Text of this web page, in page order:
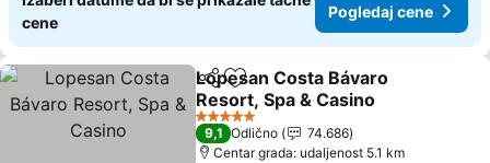
cene
Pogledaj cene
Deli Dodati u favorite
Lopesan Costa Bávaro
Resort, Spa & Casino
5 Zvezdice
9,1 Odlično
74.686
Centar grada: udaljenost 5.1 km